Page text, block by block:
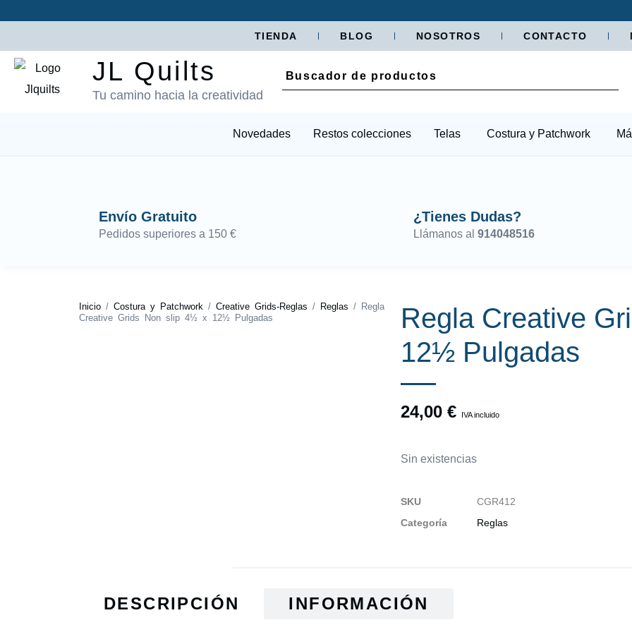
TIENDA BLOG NOSOTROS CONTACTO
JL Quilts
Tu camino hacia la creatividad
Novedades Restos colecciones Telas Costura y Patchwork
Envío Gratuito
Pedidos superiores a 150 €
¿Tienes Dudas?
Llámanos al 914048516
Inicio / Costura y Patchwork / Creative Grids-Reglas / Reglas / Regla
Creative Grids Non slip 4½ x 12½ Pulgadas
Regla Creative
12½ Pulgadas
24,00 € IVA incluido
Sin existencias
SKU
CGR412
Categoría
Reglas
DESCRIPCIÓN INFORMACIÓN